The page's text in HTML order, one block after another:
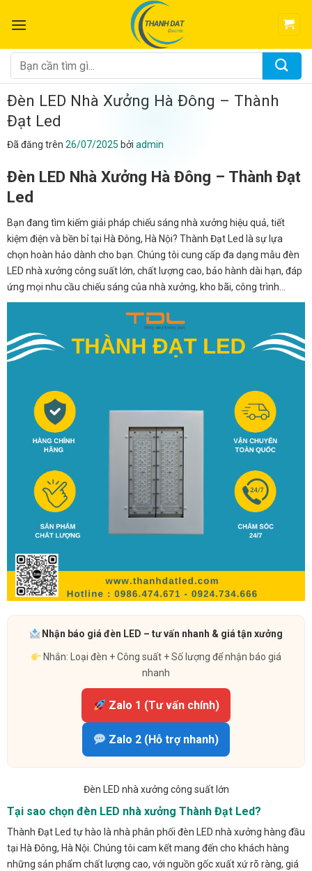
đến
dung
Tìm
kiếm:
Đèn LED Nhà Xưởng Hà Đông – Thành
Đạt Led
Đã đăng trên 26/07/2025 bởi admin
Đèn LED Nhà Xưởng Hà Đông – Thành Đạt
Led
Bạn đang tìm kiếm giải pháp chiếu sáng nhà xưởng hiệu quả, tiết
kiệm điện và bền bỉ tại Hà Đông, Hà Nội? Thành Đạt Led là sự lựa
chọn hoàn hảo dành cho bạn. Chúng tôi cung cấp đa dạng mẫu đèn
LED nhà xưởng công suất lớn, chất lượng cao, bảo hành dài hạn, đáp
ứng mọi nhu cầu chiếu sáng của nhà xưởng, kho bãi, công trình…
Nhận báo giá đèn LED – tư vấn nhanh & giá tận xưởng
Nhắn: Loại đèn + Công suất + Số lượng để nhận báo giá
nhanh
Zalo 1 (Tư vấn chính)
Zalo 2 (Hỗ trợ nhanh)
Đèn LED nhà xưởng công suất lớn
Tại sao chọn đèn LED nhà xưởng Thành Đạt Led?
Thành Đạt Led tự hào là nhà phân phối đèn LED nhà xưởng hàng đầu
tại Hà Đông, Hà Nội. Chúng tôi cam kết mang đến cho khách hàng
những sản phẩm chất lượng cao, với nguồn gốc xuất xứ rõ ràng, giá